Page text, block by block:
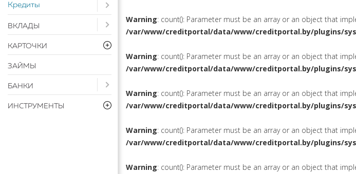
Open submenu ( Кредиты)
Кредиты
Open submenu ( Вклады)
ВКЛАДЫ
КАРТОЧКИ
ЗАЙМЫ
Open submenu ( Банки)
БАНКИ
ИНСТРУМЕНТЫ
Warning: count(): Parameter must be an array or an object that
/var/www/creditportal/data/www/creditportal.by/plugins/
Warning: count(): Parameter must be an array or an object that
/var/www/creditportal/data/www/creditportal.by/plugins/
Warning: count(): Parameter must be an array or an object that
/var/www/creditportal/data/www/creditportal.by/plugins/
Warning: count(): Parameter must be an array or an object that
/var/www/creditportal/data/www/creditportal.by/plugins/
Warning: count(): Parameter must be an array or an object that